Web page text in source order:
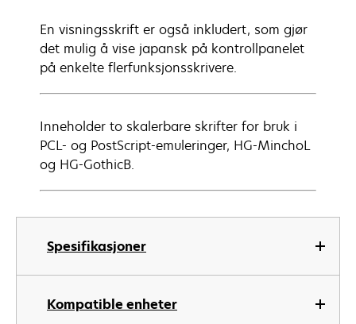
Spesifikasjoner
Kompatible enheter
En visningsskrift er også inkludert, som gjør
det mulig å vise japansk på kontrollpanelet
på enkelte flerfunksjonsskrivere.
Inneholder to skalerbare skrifter for bruk i
PCL- og PostScript-emuleringer, HG-MinchoL
og HG-GothicB.